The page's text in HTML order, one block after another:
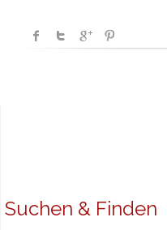
Suchen & Finden